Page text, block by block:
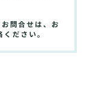
問合せは、お
ください。